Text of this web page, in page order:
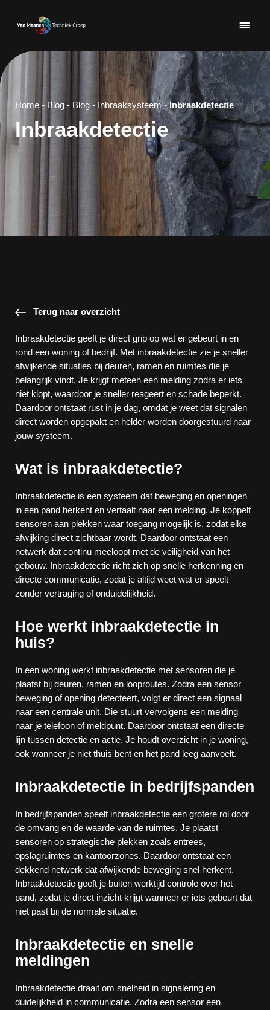
Home - Blog - Blog - Inbraaksysteem-Inbraakdetectie
Inbraakdetectie
Terug naar overzicht
Inbraakdetectie geeft je direct grip op wat er gebeurt in en
rond een woning of bedrijf. Met inbraakdetectie zie je sneller
afwijkende situaties bij deuren, ramen en ruimtes die je
belangrijk vindt. Je krijgt meteen een melding zodra er iets
niet klopt, waardoor je sneller reageert en schade beperkt.
Daardoor ontstaat rust in je dag, omdat je weet dat signalen
direct worden opgepakt en helder worden doorgestuurd naar
jouw systeem.
Wat is inbraakdetectie?
Inbraakdetectie is een systeem dat beweging en openingen
in een pand herkent en vertaalt naar een melding. Je koppelt
sensoren aan plekken waar toegang mogelijk is, zodat elke
afwijking direct zichtbaar wordt. Daardoor ontstaat een
netwerk dat continu meeloopt met de veiligheid van het
gebouw. Inbraakdetectie richt zich op snelle herkenning en
directe communicatie, zodat je altijd weet wat er speelt
zonder vertraging of onduidelijkheid.
Hoe werkt inbraakdetectie in
huis?
In een woning werkt inbraakdetectie met sensoren die je
plaatst bij deuren, ramen en looproutes. Zodra een sensor
beweging of opening detecteert, volgt er direct een signaal
naar een centrale unit. Die stuurt vervolgens een melding
naar je telefoon of meldpunt. Daardoor ontstaat een directe
lijn tussen detectie en actie. Je houdt overzicht in je woning,
ook wanneer je niet thuis bent en het pand leeg aanvoelt.
Inbraakdetectie in bedrijfspanden
In bedrijfspanden speelt inbraakdetectie een grotere rol door
de omvang en de waarde van de ruimtes. Je plaatst
sensoren op strategische plekken zoals entrees,
opslagruimtes en kantoorzones. Daardoor ontstaat een
dekkend netwerk dat afwijkende beweging snel herkent.
Inbraakdetectie geeft je buiten werktijd controle over het
pand, zodat je direct inzicht krijgt wanneer er iets gebeurt dat
niet past bij de normale situatie.
Inbraakdetectie en snelle
meldingen
Inbraakdetectie draait om snelheid in signalering en
duidelijkheid in communicatie. Zodra een sensor een